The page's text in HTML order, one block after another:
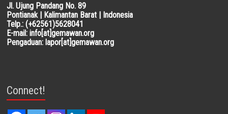
Jl. Ujung Pandang No. 89
Pontianak | Kalimantan Barat | Indonesia
Telp.: (+62561)5628041
E-mail: info[at]gemawan.org
Pengaduan: lapor[at]gemawan.org
Connect!